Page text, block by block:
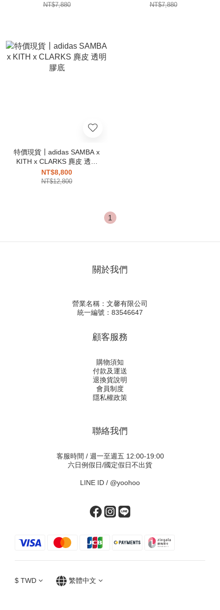
NT$7,880 NT$7,880
特價現貨┃adidas SAMBA x
KITH x CLARKS 麂皮 透明
膠底
NT$8,800
NT$12,800
1
關於我們
營業名稱：文馨有限公司
統一編號：83546647
顧客服務
購物須知
付款及運送
退換貨說明
會員制度
隱私權政策
聯絡我們
客服時間 / 週一至週五 12:00-19:00
六日例假日/國定假日不出貨
LINE ID / @yoohoo
$ TWD 繁體中文